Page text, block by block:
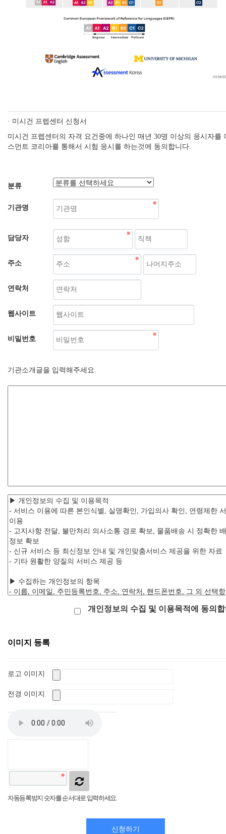
· 미시건 프렙센터 신청서
미시건 프렙센터의 자격 요건중에 하나인 매년 30명 이상의 응시자를
스먼트 코리아를 통해서 시험 응시를 하는것에 동의합니다.
분류
기관명
담당자
주소
연락처
웹사이트
비밀번호
기관소개글을 입력해주세요.
개인정보의 수집 및 이용목적에 동의
이미지 등록
로고 이미지
전경 이미지
자동등록방지 숫자를 순서대로 입력하세요.
신청하기